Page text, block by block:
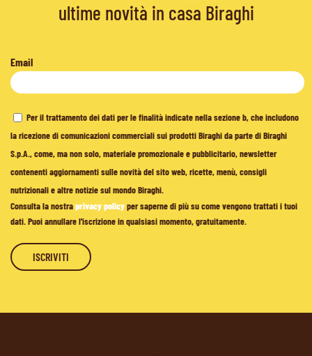
ultime novità in casa Biraghi
Email
Per il trattamento dei dati per le finalità indicate nella sezione b, che includono
la ricezione di comunicazioni commerciali sui prodotti Biraghi da parte di Biraghi
S.p.A., come, ma non solo, materiale promozionale e pubblicitario, newsletter
contenenti aggiornamenti sulle novità del sito web, ricette, menù, consigli
nutrizionali e altre notizie sul mondo Biraghi.
Consulta la nostraprivacy policyper saperne di più su come vengono trattati i tuoi
dati. Puoi annullare l'iscrizione in qualsiasi momento, gratuitamente.